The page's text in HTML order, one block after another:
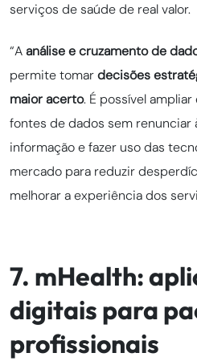
serviços de saúde de real valor.
“Aanálise e cruzamento de
permite tomardecisões
maior acerto. É possível
fontes de dados sem renunciar
informação e fazer uso das
mercado para reduzir
melhorar a experiência dos
7. mHealth:
digitais para
profissionais